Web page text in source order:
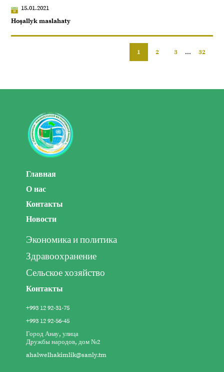
15.01.2021
Hoşallyk maslahaty
1 2 3 ... 32
Главная
О нас
Контакты
Новости
Экономика и политика
Здравоохранение
Сельское хозяйство
Контакты
+993 12 92-31-75
+993 12 92-56-45
Город Анау, улица
Дружбы народов, дом №2
ahalwelhakimlik@sanly.tm